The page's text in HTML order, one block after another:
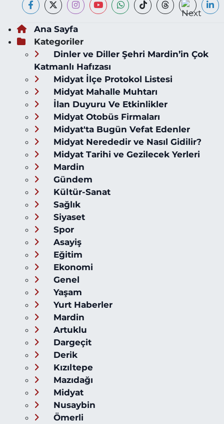
Ana Sayfa
Kategoriler
Dinler ve Diller Şehri Mardin’in Çok
Katmanlı Hafızası
Midyat İlçe Protokol Listesi
Midyat Mahalle Muhtarı
İlan Duyuru Ve Etkinlikler
Midyat Otobüs Firmaları
Midyat'ta Bugün Vefat Edenler
Midyat Nerededir ve Nasıl Gidilir?
Midyat Tarihi ve Gezilecek Yerleri
Mardin
Gündem
Kültür-Sanat
Sağlık
Siyaset
Spor
Asayiş
Eğitim
Ekonomi
Genel
Yaşam
Yurt Haberler
Mardin
Artuklu
Dargeçit
Derik
Kızıltepe
Mazıdağı
Midyat
Nusaybin
Ömerli